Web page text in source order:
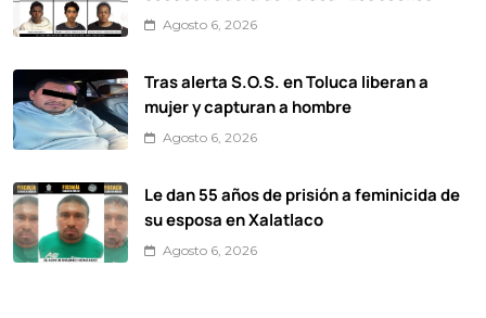
Agosto 6, 2026
Tras alerta S.O.S. en Toluca liberan a
mujer y capturan a hombre
Agosto 6, 2026
Le dan 55 años de prisión a feminicida de
su esposa en Xalatlaco
Agosto 6, 2026